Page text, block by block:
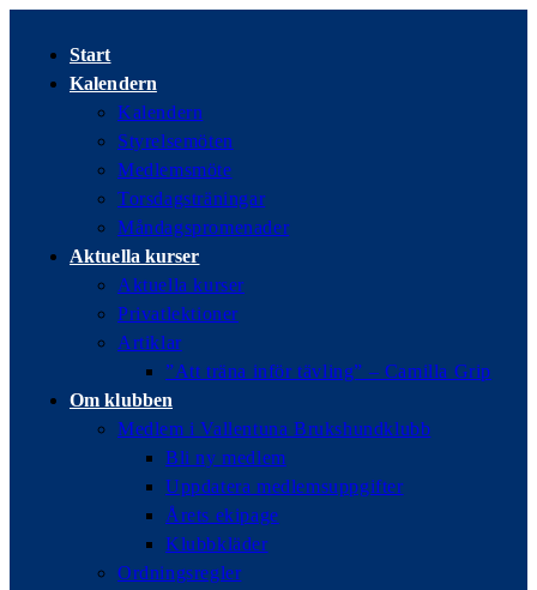
innehållet
Start
Kalendern
Kalendern
Styrelsemöten
Medlemsmöte
Torsdagsträningar
Måndagspromenader
Aktuella kurser
Aktuella kurser
Privatlektioner
Artiklar
”Att träna inför tävling” – Camilla Grip
Om klubben
Medlem i Vallentuna Brukshundklubb
Bli ny medlem
Uppdatera medlemsuppgifter
Årets ekipage
Klubbkläder
Ordningsregler